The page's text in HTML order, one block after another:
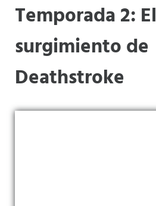
Temporada 2: El
surgimiento de
Deathstroke